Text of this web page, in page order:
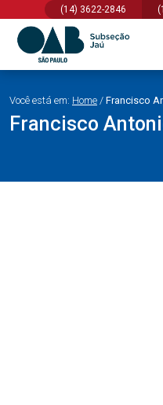
(14) 3622-2846
Você está em: Home / Francisco
Francisco